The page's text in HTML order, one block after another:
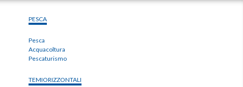
PESCA
Pesca
Acquacoltura
Pescaturismo
TEMIORIZZONTALI